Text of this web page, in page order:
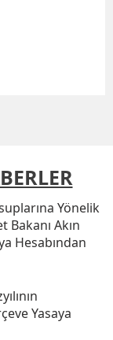
Yönelik
Bakanı Akın
Hesabından
Yasaya